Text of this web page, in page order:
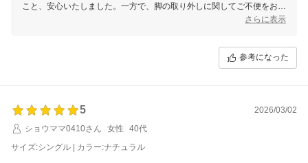
こと、安心いたしました。一方で、脚の取り外しに関してご不便をおか
けし、さらにお手を痛められたとのこと、大変申し訳ございません。今
品、サービスの向上に努めて参りますので、また機会がございました
さらに表示
参考になった
5
2026/03/02
ショウママ0410さん
女性
40代
サイズ:シングル | カラー:ナチュラル